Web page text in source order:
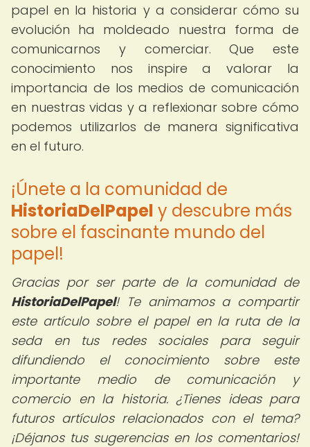
papel en la historia y a considerar cómo su
evolución ha moldeado nuestra forma de
comunicarnos y comerciar. Que este
conocimiento nos inspire a valorar la
importancia de los medios de comunicación
en nuestras vidas y a reflexionar sobre cómo
podemos utilizarlos de manera significativa
en el futuro.
¡Únete a la comunidad de
HistoriaDelPapel y descubre más
sobre el fascinante mundo del
papel!
Gracias por ser parte de la comunidad de
HistoriaDelPapel! Te animamos a compartir
este artículo sobre el papel en la ruta de la
seda en tus redes sociales para seguir
difundiendo el conocimiento sobre este
importante medio de comunicación y
comercio en la historia. ¿Tienes ideas para
futuros artículos relacionados con el tema?
¡Déjanos tus sugerencias en los comentarios!